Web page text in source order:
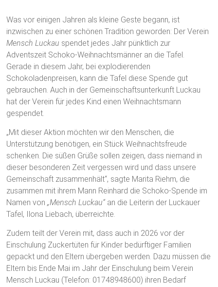
Was vor einigen Jahren als kleine Geste begann, ist
inzwischen zu einer schönen Tradition geworden: Der Verein
Mensch Luckau spendet jedes Jahr pünktlich zur
Adventszeit Schoko-Weihnachtsmänner an die Tafel.
Gerade in diesem Jahr, bei explodierenden
Schokoladenpreisen, kann die Tafel diese Spende gut
gebrauchen. Auch in der Gemeinschaftsunterkunft Luckau
hat der Verein für jedes Kind einen Weihnachtsmann
gespendet.
„Mit dieser Aktion möchten wir den Menschen, die
Unterstützung benötigen, ein Stück Weihnachtsfreude
schenken. Die süßen Grüße sollen zeigen, dass niemand in
dieser besonderen Zeit vergessen wird und dass unsere
Gemeinschaft zusammenhält“, sagte Marita Riehm, die
zusammen mit ihrem Mann Reinhard die Schoko-Spende im
Namen von„Mensch Luckau“ an die Leiterin der Luckauer
Tafel, Ilona Liebach, überreichte.
Zudem teilt der Verein mit, dass auch in 2026 vor der
Einschulung Zuckertüten für Kinder bedürftiger Familien
gepackt und den Eltern übergeben werden. Dazu müssen die
Eltern bis Ende Mai im Jahr der Einschulung beim Verein
Mensch Luckau (Telefon: 01748948600) ihren Bedarf